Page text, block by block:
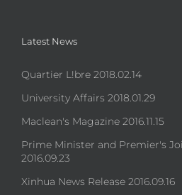
Latest News
Quartier L!bre 2018.02.14
University Affairs 2018.01.29
Maclean's Magazine 2016.11.15
Prime Minister and Premier's
2016.09.23
Xinhua News Release 2016.09.16